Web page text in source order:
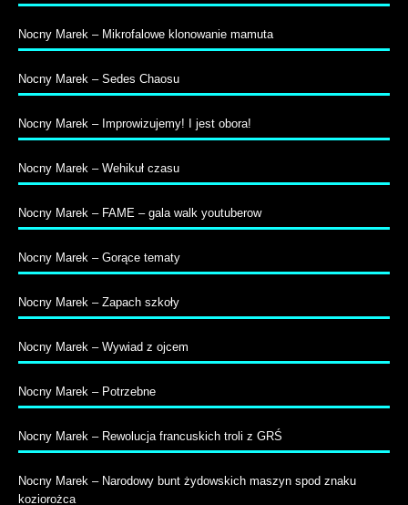
Nocny Marek – Mikrofalowe klonowanie mamuta
Nocny Marek – Sedes Chaosu
Nocny Marek – Improwizujemy! I jest obora!
Nocny Marek – Wehikuł czasu
Nocny Marek – FAME – gala walk youtuberow
Nocny Marek – Gorące tematy
Nocny Marek – Zapach szkoły
Nocny Marek – Wywiad z ojcem
Nocny Marek – Potrzebne
Nocny Marek – Rewolucja francuskich troli z GRŚ
Nocny Marek – Narodowy bunt żydowskich maszyn spod znaku
koziorożca